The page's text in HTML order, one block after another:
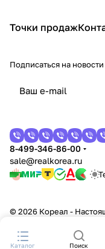
Каталог Поиск
Точки продаж
Подписаться на
8-499-346-86-00
sale@realkorea.ru
© 2026 Кореал -